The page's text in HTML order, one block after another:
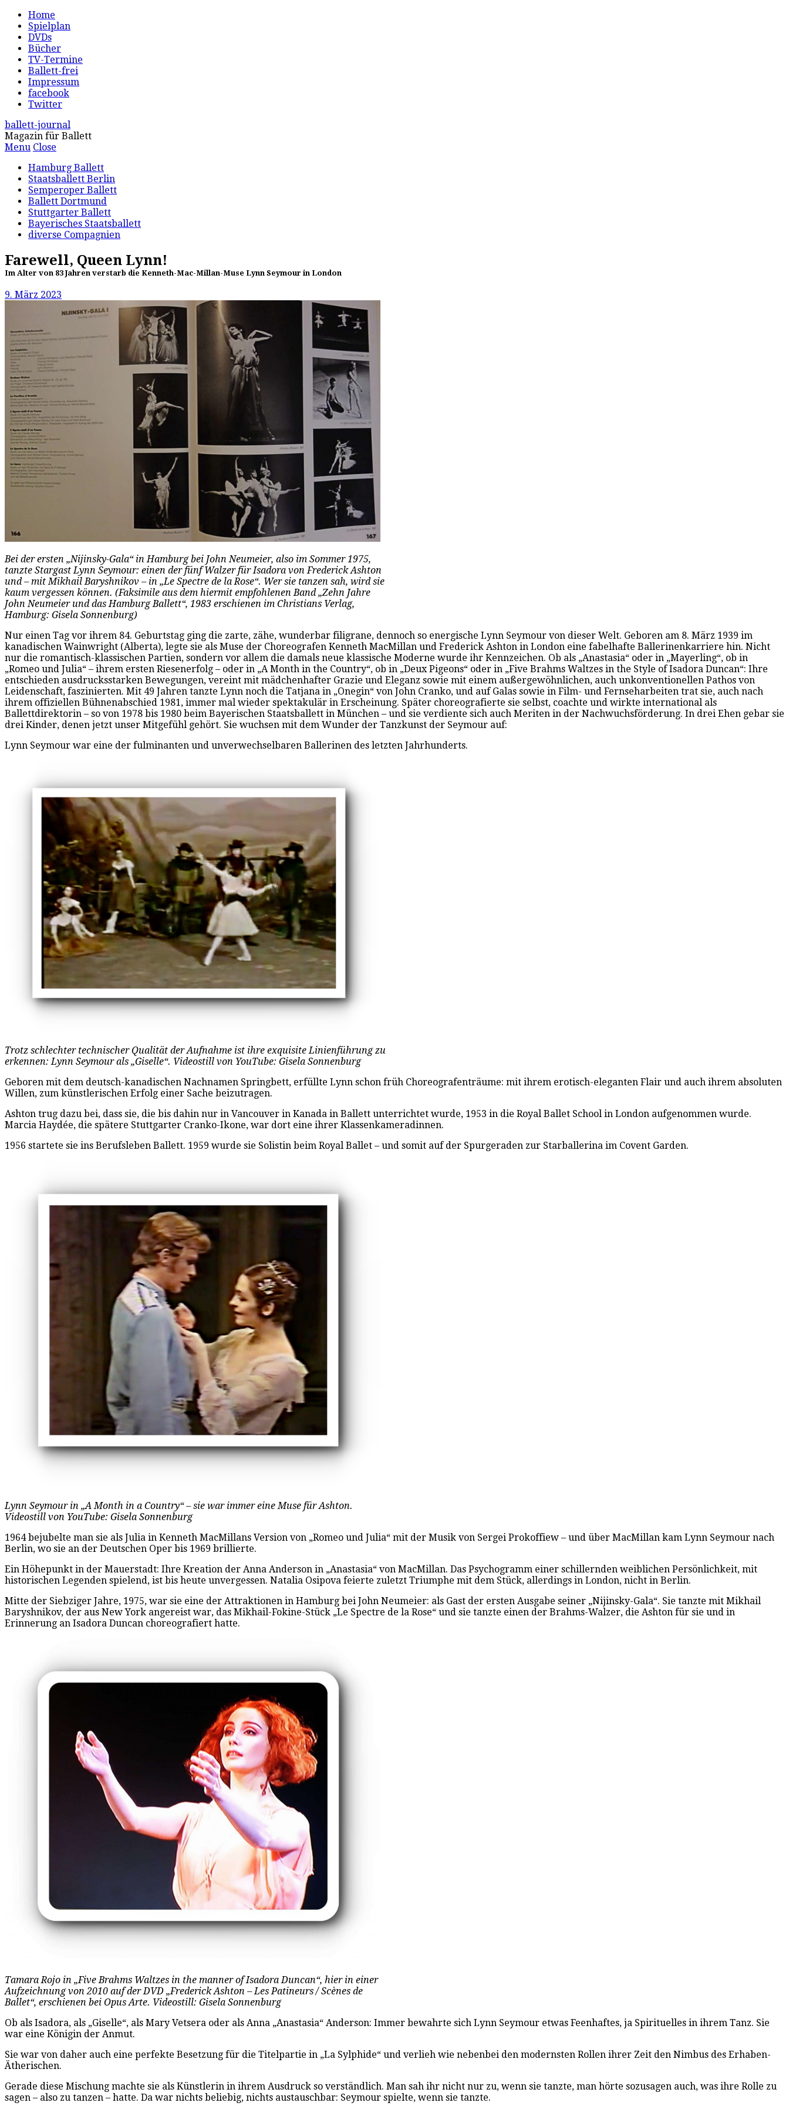
Home
Spielplan
DVDs
Bücher
TV-Termine
Ballett-frei
Impressum
facebook
Twitter
ballett-journal
Magazin für Ballett
Menu Close
Hamburg Ballett
Staatsballett Berlin
Semperoper Ballett
Ballett Dortmund
Stuttgarter Ballett
Bayerisches Staatsballett
diverse Compagnien
Farewell, Queen Lynn!
Im Alter von 83 Jahren verstarb die Kenneth-Mac-Millan-Muse Lynn Seymour in London
9. März 2023
Bei der ersten „Nijinsky-Gala“ in Hamburg bei John Neumeier, also im Sommer 1975,
tanzte Stargast Lynn Seymour: einen der fünf Walzer für Isadora von Frederick Ashton
und – mit Mikhail Baryshnikov – in „Le Spectre de la Rose“. Wer sie tanzen sah, wird sie
kaum vergessen können. (Faksimile aus dem hiermit empfohlenen Band „Zehn Jahre
John Neumeier und das Hamburg Ballett“, 1983 erschienen im Christians Verlag,
Hamburg: Gisela Sonnenburg)
Nur einen Tag vor ihrem 84. Geburtstag ging die zarte, zähe, wunderbar filigrane, dennoch so energische Lynn Seymour von dieser Welt. Geboren am 8. März 1939 im
kanadischen Wainwright (Alberta), legte sie als Muse der Choreografen Kenneth MacMillan und Frederick Ashton in London eine fabelhafte Ballerinenkarriere hin. Nicht
nur die romantisch-klassischen Partien, sondern vor allem die damals neue klassische Moderne wurde ihr Kennzeichen. Ob als „Anastasia“ oder in „Mayerling“, ob in
„Romeo und Julia“ – ihrem ersten Riesenerfolg – oder in „A Month in the Country“, ob in „Deux Pigeons“ oder in „Five Brahms Waltzes in the Style of Isadora Duncan“: Ihre
entschieden ausdrucksstarken Bewegungen, vereint mit mädchenhafter Grazie und Eleganz sowie mit einem außergewöhnlichen, auch unkonventionellen Pathos von
Leidenschaft, faszinierten. Mit 49 Jahren tanzte Lynn noch die Tatjana in „Onegin“ von John Cranko, und auf Galas sowie in Film- und Fernseharbeiten trat sie, auch nach
ihrem offiziellen Bühnenabschied 1981, immer mal wieder spektakulär in Erscheinung. Später choreografierte sie selbst, coachte und wirkte international als
Ballettdirektorin – so von 1978 bis 1980 beim Bayerischen Staatsballett in München – und sie verdiente sich auch Meriten in der Nachwuchsförderung. In drei Ehen gebar sie
drei Kinder, denen jetzt unser Mitgefühl gehört. Sie wuchsen mit dem Wunder der Tanzkunst der Seymour auf:
Lynn Seymour war eine der fulminanten und unverwechselbaren Ballerinen des letzten Jahrhunderts.
Trotz schlechter technischer Qualität der Aufnahme ist ihre exquisite Linienführung zu
erkennen: Lynn Seymour als „Giselle“. Videostill von YouTube: Gisela Sonnenburg
Geboren mit dem deutsch-kanadischen Nachnamen Springbett, erfüllte Lynn schon früh Choreografenträume: mit ihrem erotisch-eleganten Flair und auch ihrem absoluten
Willen, zum künstlerischen Erfolg einer Sache beizutragen.
Ashton trug dazu bei, dass sie, die bis dahin nur in Vancouver in Kanada in Ballett unterrichtet wurde, 1953 in die Royal Ballet School in London aufgenommen wurde.
Marcia Haydée, die spätere Stuttgarter Cranko-Ikone, war dort eine ihrer Klassenkameradinnen.
1956 startete sie ins Berufsleben Ballett. 1959 wurde sie Solistin beim Royal Ballet – und somit auf der Spurgeraden zur Starballerina im Covent Garden.
Lynn Seymour in „A Month in a Country“ – sie war immer eine Muse für Ashton.
Videostill von YouTube: Gisela Sonnenburg
1964 bejubelte man sie als Julia in Kenneth MacMillans Version von „Romeo und Julia“ mit der Musik von Sergei Prokoffiew – und über MacMillan kam Lynn Seymour nach
Berlin, wo sie an der Deutschen Oper bis 1969 brillierte.
Ein Höhepunkt in der Mauerstadt: Ihre Kreation der Anna Anderson in „Anastasia“ von MacMillan. Das Psychogramm einer schillernden weiblichen Persönlichkeit, mit
historischen Legenden spielend, ist bis heute unvergessen. Natalia Osipova feierte zuletzt Triumphe mit dem Stück, allerdings in London, nicht in Berlin.
Mitte der Siebziger Jahre, 1975, war sie eine der Attraktionen in Hamburg bei John Neumeier: als Gast der ersten Ausgabe seiner „Nijinsky-Gala“. Sie tanzte mit Mikhail
Baryshnikov, der aus New York angereist war, das Mikhail-Fokine-Stück „Le Spectre de la Rose“ und sie tanzte einen der Brahms-Walzer, die Ashton für sie und in
Erinnerung an Isadora Duncan choreografiert hatte.
Tamara Rojo in „Five Brahms Waltzes in the manner of Isadora Duncan“, hier in einer
Aufzeichnung von 2010 auf der DVD „Frederick Ashton – Les Patineurs / Scènes de
Ballet“, erschienen bei Opus Arte. Videostill: Gisela Sonnenburg
Ob als Isadora, als „Giselle“, als Mary Vetsera oder als Anna „Anastasia“ Anderson: Immer bewahrte sich Lynn Seymour etwas Feenhaftes, ja Spirituelles in ihrem Tanz. Sie
war eine Königin der Anmut.
Sie war von daher auch eine perfekte Besetzung für die Titelpartie in „La Sylphide“ und verlieh wie nebenbei den modernsten Rollen ihrer Zeit den Nimbus des Erhaben-
Ätherischen.
Gerade diese Mischung machte sie als Künstlerin in ihrem Ausdruck so verständlich. Man sah ihr nicht nur zu, wenn sie tanzte, man hörte sozusagen auch, was ihre Rolle zu
sagen – also zu tanzen – hatte. Da war nichts beliebig, nichts austauschbar: Seymour spielte, wenn sie tanzte.